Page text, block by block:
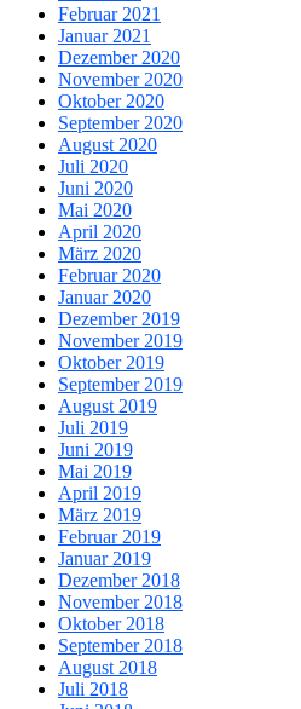
Februar 2021
Januar 2021
Dezember 2020
November 2020
Oktober 2020
September 2020
August 2020
Juli 2020
Juni 2020
Mai 2020
April 2020
März 2020
Februar 2020
Januar 2020
Dezember 2019
November 2019
Oktober 2019
September 2019
August 2019
Juli 2019
Juni 2019
Mai 2019
April 2019
März 2019
Februar 2019
Januar 2019
Dezember 2018
November 2018
Oktober 2018
September 2018
August 2018
Juli 2018